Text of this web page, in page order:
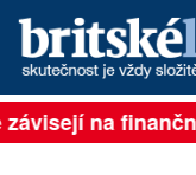
PŘIHLÁSIT
na